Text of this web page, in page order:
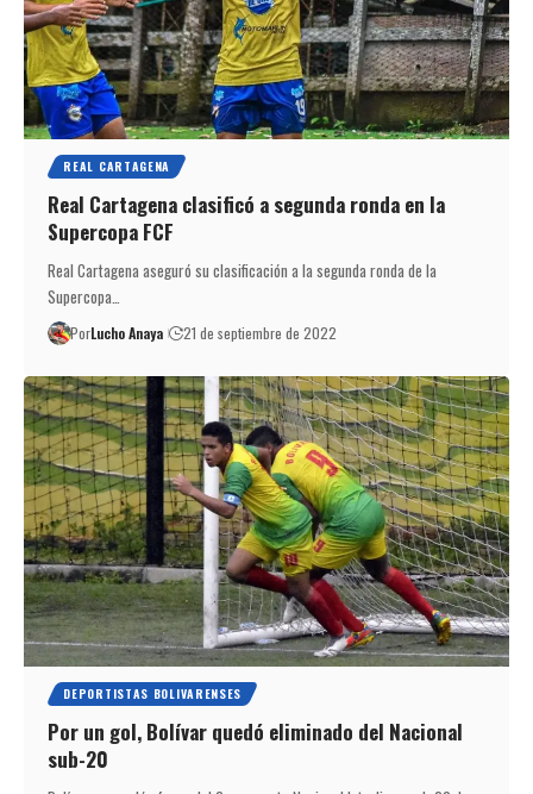
REAL CARTAGENA
Real Cartagena clasificó a segunda ronda en la
Supercopa FCF
Real Cartagena aseguró su clasificación a la segunda ronda de la
Supercopa…
PorLucho Anaya 21 de septiembre de 2022
DEPORTISTAS BOLIVARENSES
Por un gol, Bolívar quedó eliminado del Nacional
sub-20